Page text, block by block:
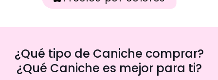
¿Qué tipo de Caniche comprar?
¿Qué Caniche es mejor para ti?